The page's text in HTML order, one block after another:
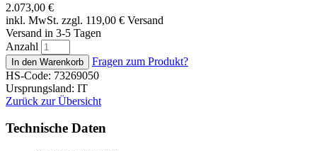
2.073,00 €
inkl. MwSt. zzgl. 119,00 € Versand
Versand in 3-5 Tagen
Anzahl
Fragen zum Produkt?
HS-Code: 73269050
Ursprungsland: IT
Zurück zur Übersicht
Technische Daten